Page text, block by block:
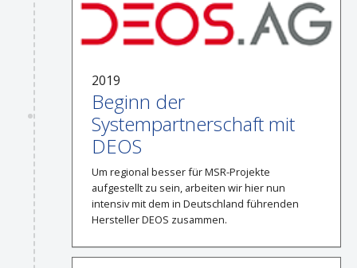
2019
Beginn der
Systempartnerschaft mit
DEOS
Um regional besser für MSR-Projekte
aufgestellt zu sein, arbeiten wir hier nun
intensiv mit dem in Deutschland führenden
Hersteller DEOS zusammen.